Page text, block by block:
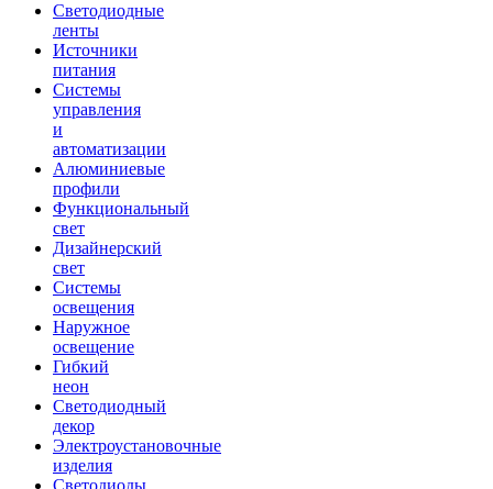
Светодиодные
ленты
Источники
питания
Системы
управления
и
автоматизации
Алюминиевые
профили
Функциональный
свет
Дизайнерский
свет
Системы
освещения
Наружное
освещение
Гибкий
неон
Светодиодный
декор
Электроустановочные
изделия
Светодиоды